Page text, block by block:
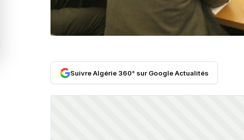
Suivre Algérie 360° sur Google Actualités